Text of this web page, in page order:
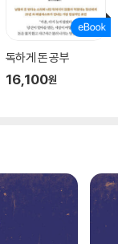
독하게 돈 공부
16,100원